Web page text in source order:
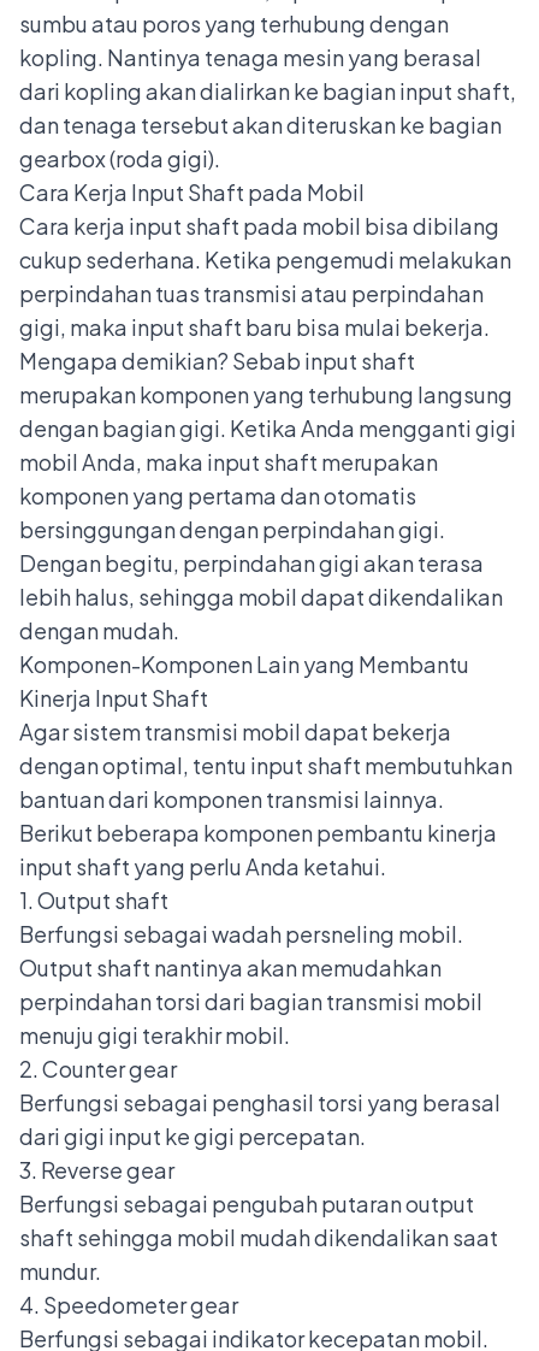
sumbu atau poros yang terhubung dengan
kopling. Nantinya tenaga mesin yang berasal
dari kopling akan dialirkan ke bagian input shaft,
dan tenaga tersebut akan diteruskan ke bagian
gearbox (roda gigi).
Cara Kerja Input Shaft pada Mobil
Cara kerja input shaft pada mobil bisa dibilang
cukup sederhana. Ketika pengemudi melakukan
perpindahantuas transmisiatau perpindahan
gigi, maka input shaft baru bisa mulai bekerja.
Mengapa demikian? Sebab input shaft
merupakan komponen yang terhubung langsung
dengan bagian gigi. Ketika Anda mengganti gigi
mobil Anda, maka input shaft merupakan
komponen yang pertama dan otomatis
bersinggungan dengan perpindahan gigi.
Dengan begitu, perpindahan gigi akan terasa
lebih halus, sehingga mobil dapat dikendalikan
dengan mudah.
Komponen-Komponen Lain yang Membantu
Kinerja Input Shaft
Agar sistem transmisi mobil dapat bekerja
dengan optimal, tentu input shaft membutuhkan
bantuan dari komponen transmisi lainnya.
Berikut beberapa komponen pembantu kinerja
input shaft yang perlu Anda ketahui.
1. Output shaft
Berfungsi sebagai wadah persneling mobil.
Output shaft nantinya akan memudahkan
perpindahan torsi dari bagian transmisi mobil
menuju gigi terakhir mobil.
2. Counter gear
Berfungsi sebagai penghasil torsi yang berasal
dari gigi input ke gigi percepatan.
3. Reverse gear
Berfungsi sebagai pengubah putaran output
shaft sehingga mobil mudah dikendalikan saat
mundur.
4. Speedometer gear
Berfungsi sebagai indikator kecepatan mobil.